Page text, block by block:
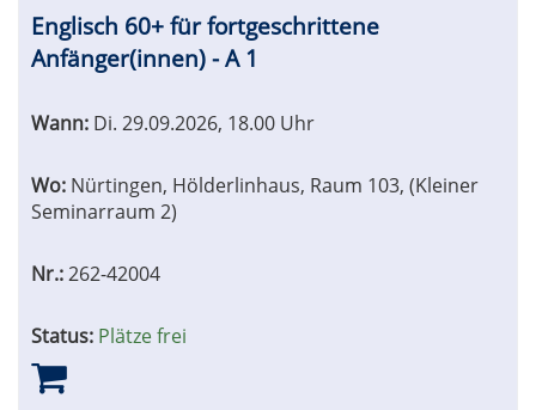
Englisch 60+ für fortgeschrittene
Anfänger(innen) - A 1
Wann: Di. 29.09.2026, 18.00 Uhr
Wo: Nürtingen, Hölderlinhaus, Raum 103, (Kleiner
Seminarraum 2)
Nr.:262-42004
Status: Plätze frei